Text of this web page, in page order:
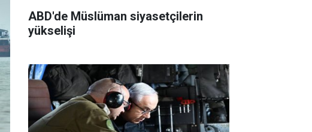
ABD'de Müslüman siyasetçilerin
yükselişi